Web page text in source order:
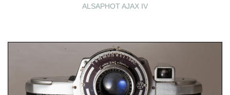
ALSAPHOT AJAX IV